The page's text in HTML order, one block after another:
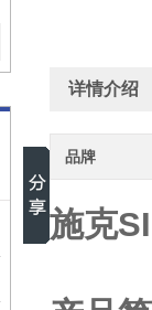
详情介绍
品牌
施克